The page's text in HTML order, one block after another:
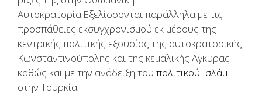
Αυτοκρατορία.Εξελίσσονται παράλληλα με τις
προσπάθειες εκσυγχρονισμού εκ μέρους της
κεντρικής πολιτικής εξουσίας της αυτοκρατορικής
Κωνσταντινούπολης και της κεμαλικής Αγκυρας
καθώς και με την ανάδειξη του πολιτικού Ισλάμ
στην Τουρκία.